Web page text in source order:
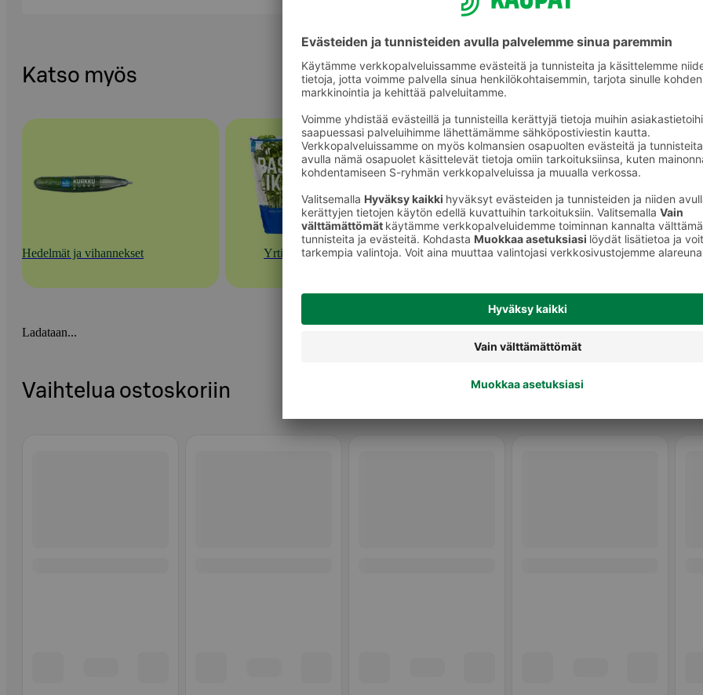
Katso myös
Hedelmät ja vihannekset Yrtit
Ladataan...
Vaihtelua ostoskoriin